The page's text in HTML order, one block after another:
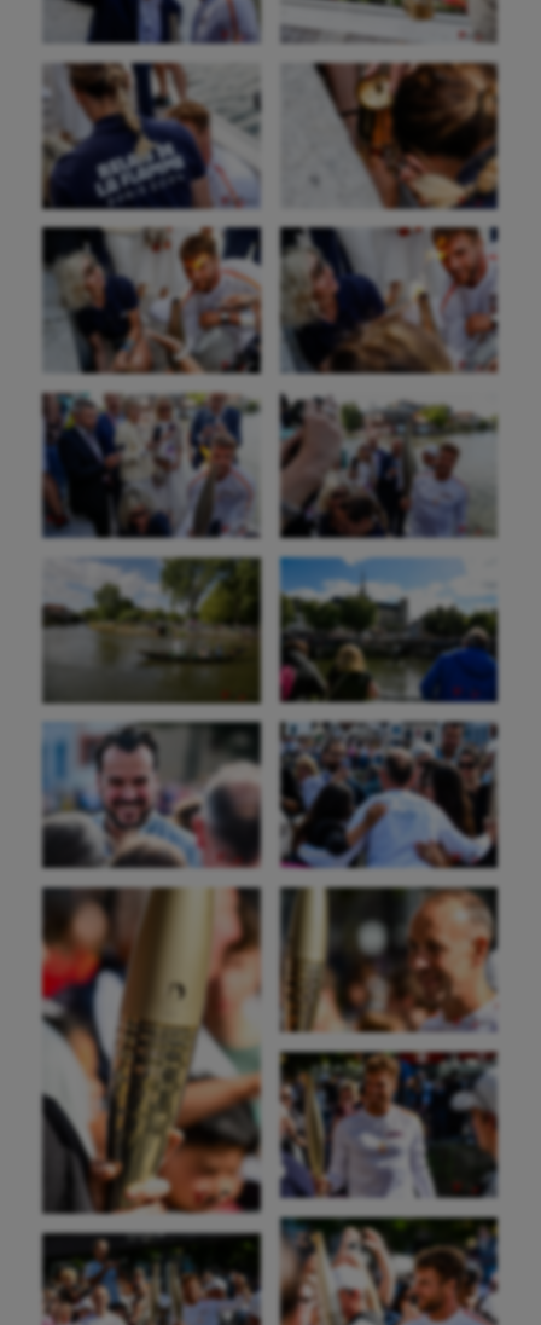
Aéronautique
Athlétisme
Auto
Aviron
Balle à la main
Ballon au poing
Baseball
Billard
Boules lyonnaises
Canoë-kayak
Cerf Volant
Cheerleading
Course à pied
Crossfit
Cyclisme